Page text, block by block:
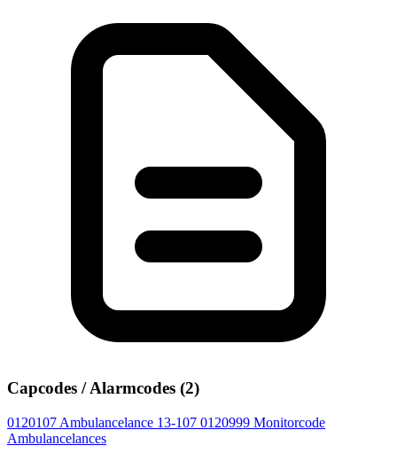
Capcodes / Alarmcodes (2)
0120107 Ambulancelance 13-107 0120999 Monitorcode
Ambulancelances